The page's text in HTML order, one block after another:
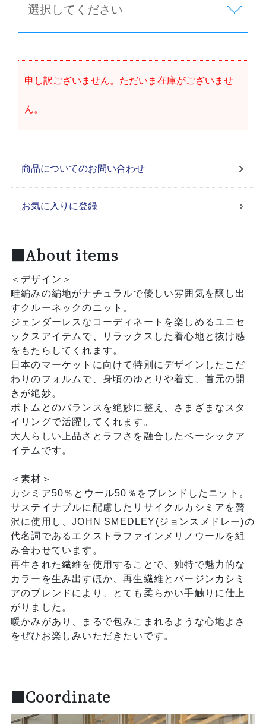
申し訳ございません。ただいま在庫がございませ
ん。
商品についてのお問い合わせ
お気に入りに登録
■About items
＜デザイン＞
畦編みの編地がナチュラルで優しい雰囲気を醸し出
すクルーネックのニット。
ジェンダーレスなコーディネートを楽しめるユニセ
ックスアイテムで、リラックスした着心地と抜け感
をもたらしてくれます。
日本のマーケットに向けて特別にデザインしたこだ
わりのフォルムで、身頃のゆとりや着丈、首元の開
きが絶妙。
ボトムとのバランスを絶妙に整え、さまざまなスタ
イリングで活躍してくれます。
大人らしい上品さとラフさを融合したベーシックア
イテムです。
＜素材＞
カシミア50％とウール50％をブレンドしたニット。
サステイナブルに配慮したリサイクルカシミアを贅
沢に使用し、JOHN SMEDLEY(ジョンスメドレー)の
代名詞であるエクストラファインメリノウールを組
み合わせています。
再生された繊維を使用することで、独特で魅力的な
カラーを生み出すほか、再生繊維とバージンカシミ
アのブレンドにより、とても柔らかい手触りに仕上
がりました。
暖かみがあり、まるで包みこまれるような心地よさ
をぜひお楽しみいただきたいです。
■Coordinate